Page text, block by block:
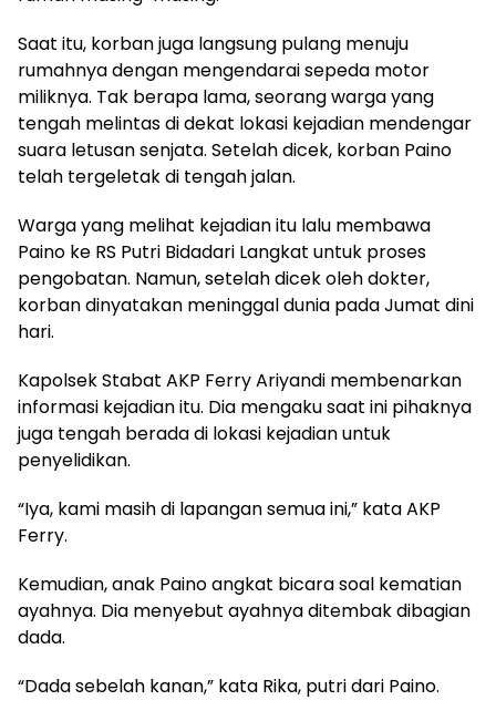
Saat itu, korban juga langsung pulang menuju
rumahnya dengan mengendarai sepeda motor
miliknya. Tak berapa lama, seorang warga yang
tengah melintas di dekat lokasi kejadian mendengar
suara letusan senjata. Setelah dicek, korban Paino
telah tergeletak di tengah jalan.
Warga yang melihat kejadian itu lalu membawa
Paino ke RS Putri Bidadari Langkat untuk proses
pengobatan. Namun, setelah dicek oleh dokter,
korban dinyatakan meninggal dunia pada Jumat dini
hari.
Kapolsek Stabat AKP Ferry Ariyandi membenarkan
informasi kejadian itu. Dia mengaku saat ini pihaknya
juga tengah berada di lokasi kejadian untuk
penyelidikan.
“Iya, kami masih di lapangan semua ini,” kata AKP
Ferry.
Kemudian, anak Paino angkat bicara soal kematian
ayahnya. Dia menyebut ayahnya ditembak dibagian
dada.
“Dada sebelah kanan,” kata Rika, putri dari Paino.